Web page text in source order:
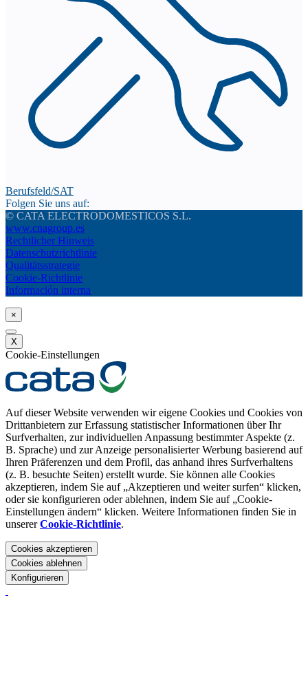
Berufsfeld/SAT
Folgen Sie uns auf:
© CATA ELECTRODOMESTICOS S.L.
www.cnagroup.es
Rechtlicher Hinweis
Datenschutzrichtlinie
Qualitätsstrategie
Cookie-Richtlinie
Información interna
×
X
Cookie-Einstellungen
Auf dieser Website verwenden wir eigene Cookies und Cookies von
Drittanbietern zur Erfassung statistischer Informationen über Ihr
Surfverhalten, zur individuellen Anpassung bestimmter Aspekte (z.
B. Sprache) und zur Anzeige personalisierter Werbung basierend auf
Ihren Präferenzen und dem Profil, das anhand ihres Surfverhaltens
(z. B. besuchte Seiten) erstellt wurde. Sie können alle Cookies
akzeptieren, indem Sie auf „Akzeptieren und weiter surfen“ klicken,
oder sie konfigurieren oder ablehnen, indem Sie auf „Cookie-
Einstellungen ändern“ klicken. Weitere Informationen finden Sie in
unsererCookie-Richtlinie.
Cookies akzeptieren
Cookies ablehnen
Konfigurieren